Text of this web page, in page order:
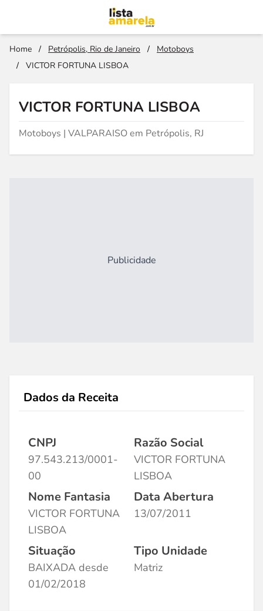
Home / Petrópolis, Rio de Janeiro /
Motoboys
/
VICTOR FORTUNA LISBOA
VICTOR FORTUNA LISBOA
Motoboys | VALPARAISO em Petrópolis, RJ
Publicidade
Dados da Receita
CNPJ
97.543.213/0001-
00
Razão Social
VICTOR FORTUNA
LISBOA
Nome Fantasia
VICTOR FORTUNA
LISBOA
Data Abertura
13/07/2011
Situação
BAIXADA desde
01/02/2018
Tipo Unidade
Matriz